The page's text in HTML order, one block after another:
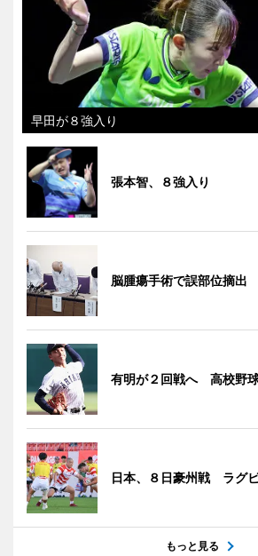
早田が８強入り
張本智、８強入り
脳腫瘍手術で誤部位摘出
有明が２回戦へ 高校野
日本、８日豪州戦 ラグ
もっと見る